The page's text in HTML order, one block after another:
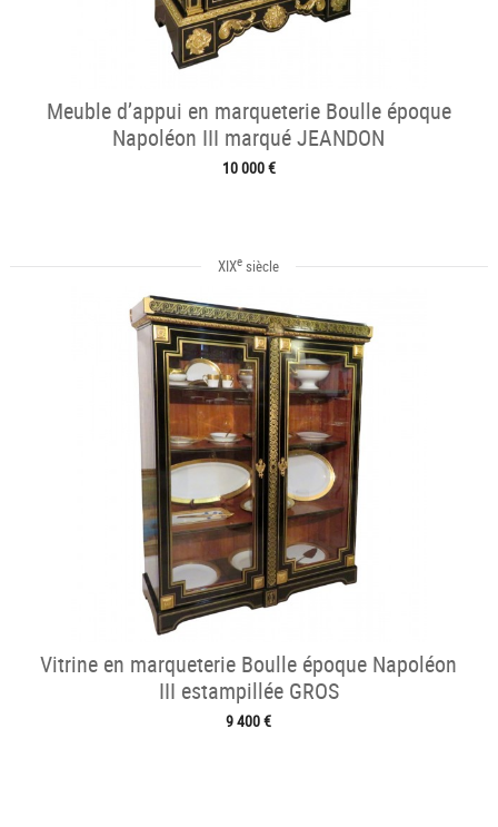
Meuble d’appui en marqueterie Boulle époque
Napoléon III marqué JEANDON
10 000 €
XIXe siècle
Vitrine en marqueterie Boulle époque Napoléon
III estampillée GROS
9 400 €